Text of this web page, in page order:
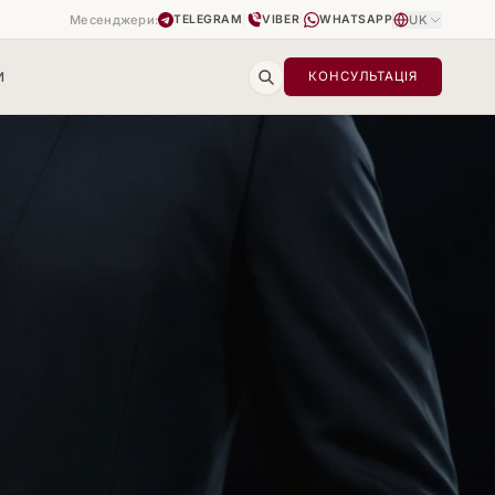
Месенджери: TELEGRAM VIBER | WHATSAPP UK
КОНСУЛЬТАЦІЯ